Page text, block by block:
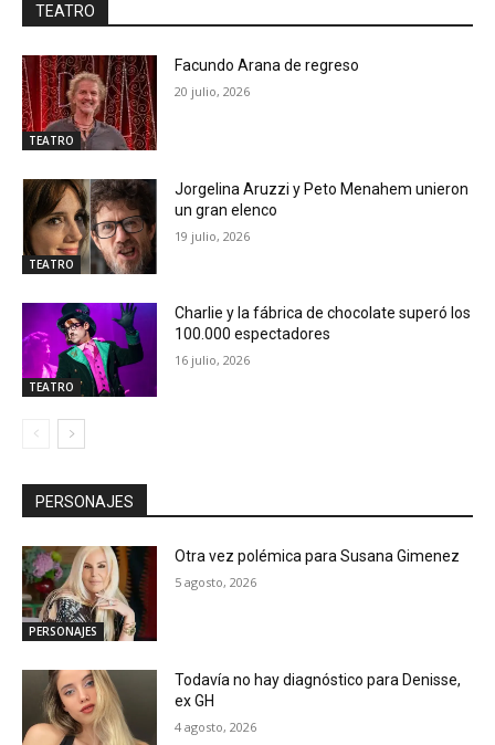
TEATRO
TEATRO
Facundo Arana de regreso
20 julio, 2026
TEATRO
Jorgelina Aruzzi y Peto Menahem unieron
un gran elenco
19 julio, 2026
TEATRO
Charlie y la fábrica de chocolate superó los
100.000 espectadores
16 julio, 2026
PERSONAJES
PERSONAJES
Otra vez polémica para Susana Gimenez
5 agosto, 2026
Todavía no hay diagnóstico para Denisse,
ex GH
4 agosto, 2026